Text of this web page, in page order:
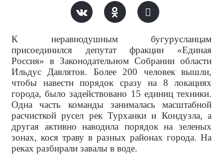
К неравнодушным бугурусланцам
присоединился депутат фракции «Единая
Россия» в Законодательном Собрании области
Ильдус Давлятов. Более 200 человек вышли,
чтобы навести порядок сразу на 8 локациях
города, было задействовано 15 единиц техники.
Одна часть команды занималась масштабной
расчисткой русел рек Турханки и Кондузла, а
другая активно наводила порядок на зеленых
зонах, кося траву в разных районах города. На
реках разбирали завалы в воде.